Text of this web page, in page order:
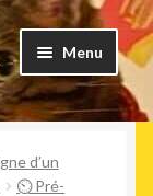
Menu
d’un
⏲ Pré-